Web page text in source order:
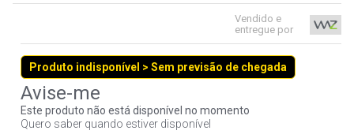
Vendido e
entregue por
Produto indisponível > Sem previsão de chegada
Este produto não está disponível no momento
Quero saber quando estiver disponível
7º
fractal
8º
hd
controle
10º jonsbo